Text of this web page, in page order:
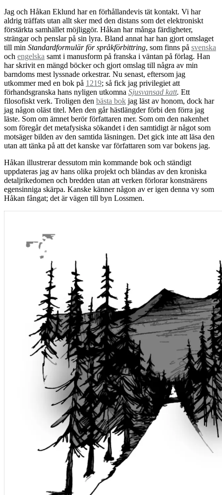
Jag och Håkan Eklund har en förhållandevis tät kontakt. Vi har
aldrig träffats utan allt sker med den distans som det elektroniskt
förstärkta samhället möjliggör. Håkan har många färdigheter,
strängar och penslar på sin lyra. Bland annat har han gjort omslaget
till min Standardformulär för språkförbittring, som finns på svenska
och engelska samt i manusform på franska i väntan på förlag. Han
har skrivit en mängd böcker och gjort omslag till några av min
barndoms mest lyssnade orkestrar. Nu senast, eftersom jag
utkommer med en bok på 1219; så fick jag privilegiet att
förhandsgranska hans nyligen utkomna Sjusvansad katt. Ett
filosofiskt verk. Troligen den bästa bok jag läst av honom, dock har
jag någon oläst titel. Men den går hästlängder förbi den förra jag
läste. Som om ämnet berör författaren mer. Som om den nakenhet
som föregår det metafysiska sökandet i den samtidigt är något som
motsäger bilden av den samtida läsningen. Det gick inte att läsa den
utan att tänka på att det kanske var författaren som var bokens jag.
Håkan illustrerar dessutom min kommande bok och ständigt
uppdateras jag av hans olika projekt och bländas av den kroniska
detaljrikedomen och bredden utan att verken förlorar konstnärens
egensinniga skärpa. Kanske känner någon av er igen denna vy som
Håkan fångat; det är vägen till byn Lossmen.